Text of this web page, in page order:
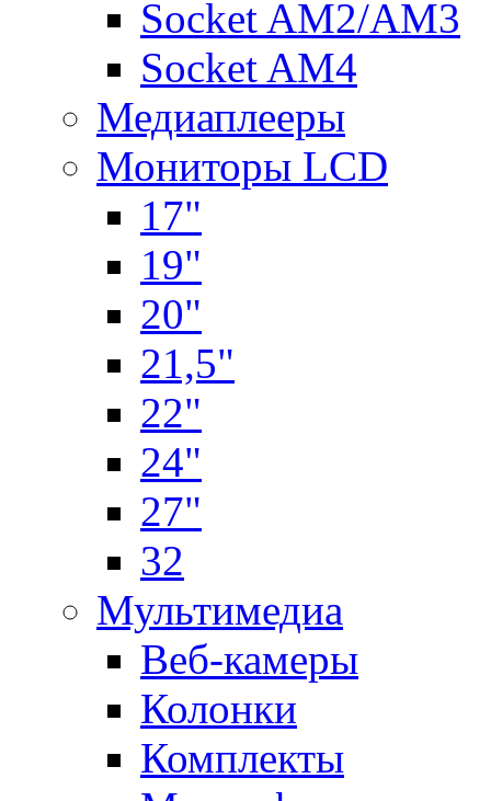
Socket AM2/AM3
Socket AM4
Медиаплееры
Мониторы LCD
17"
19"
20"
21,5"
22"
24"
27"
32
Мультимедиа
Веб-камеры
Колонки
Комплекты